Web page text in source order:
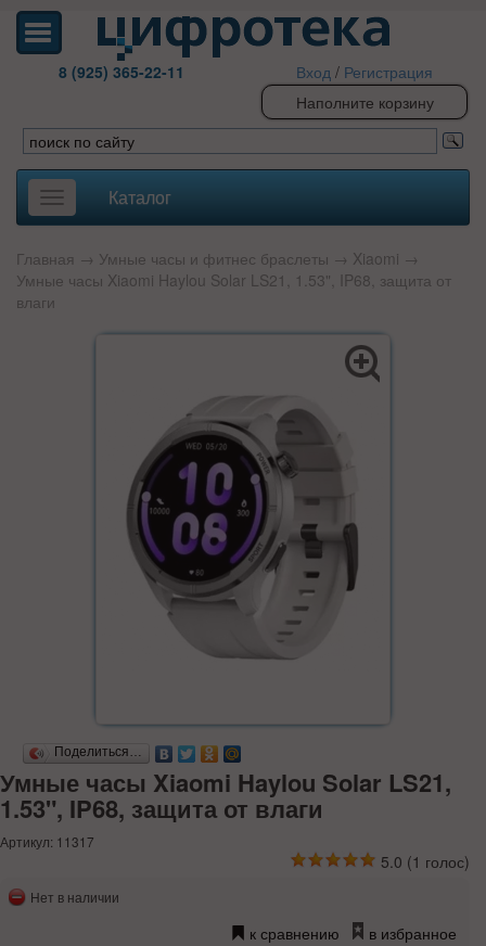
8 (925) 365-22-11 Вход / Регистрация
Наполните корзину
Toggle
navigation
Каталог
Главная → Умные часы и фитнес браслеты → Xiaomi →
Умные часы Xiaomi Haylou Solar LS21, 1.53", IP68, защита от
влаги
Поделиться…
Умные часы Xiaomi Haylou Solar LS21,
1.53", IP68, защита от влаги
Артикул: 11317
5.0 (1 голос)
Нет в наличии
к сравнению в избранное